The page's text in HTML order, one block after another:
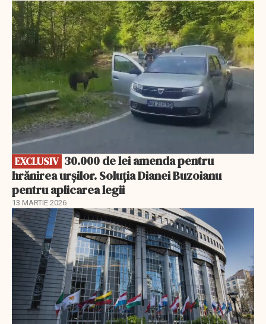
EXCLUSIV
EXCLUSIV
hrănirea urșilor. Soluția Dianei Buzoianu
pentru aplicarea legii
13 MARTIE 2026